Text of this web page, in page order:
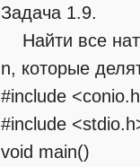
Задача 1.9.
Найти все
n, которые
#include
#include
void main()